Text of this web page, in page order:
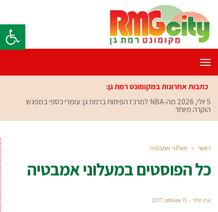
פתח
תפריט
כתבות אחרונות במקומונט רמת גן:
5 יולי, 2026
מה-NBA למרכז הפיתוח ברמת גן: עומרי כספי במפגש
הוקרה מיוחד
ראשי » מעלוני אמבטיה
כל הפוסטים במעלוני אמבטיה
ערן הלר 15 אוגוסט, 2017